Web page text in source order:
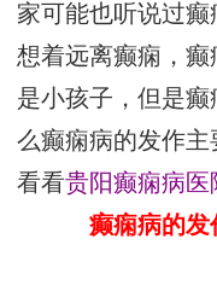
家可能也听说过
想着远离癫痫，
是小孩子，但是
么癫痫病的发作主
看看贵阳癫痫病医
癫痫病的发